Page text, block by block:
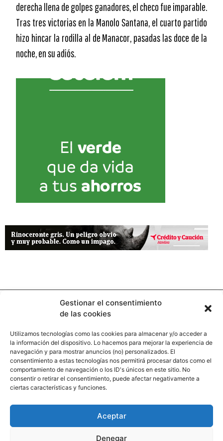
Gestionar el consentimiento
de las cookies
Utilizamos tecnologías como las cookies para almacenar y/o acceder a
la información del dispositivo. Lo hacemos para mejorar la experiencia de
navegación y para mostrar anuncios (no) personalizados. El
consentimiento a estas tecnologías nos permitirá procesar datos como el
comportamiento de navegación o los ID's únicos en este sitio. No
consentir o retirar el consentimiento, puede afectar negativamente a
ciertas características y funciones.
Aceptar
Denegar
derecha llena de golpes ganadores, el checo fue imparable.
Tras tres victorias en la Manolo Santana, el cuarto partido
hizo hincar la rodilla al de Manacor, pasadas las doce de la
noche, en su adiós.
Contacto
Calle Pinar, 5, 28006 Madrid
+34 91 745 58 38
Paginas legales